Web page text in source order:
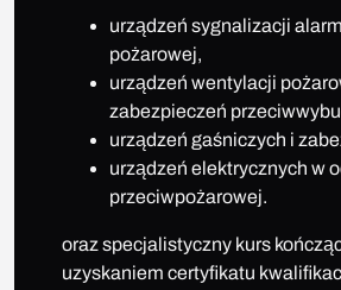
urządzeń sygnalizacji
pożarowej,
urządzeń wentylacji
zabezpieczeń
urządzeń gaśniczych i
urządzeń elektrycznych w
przeciwpożarowej.
oraz specjalistyczny kurs
uzyskaniem certyfikatu